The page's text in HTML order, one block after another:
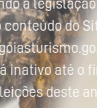
a legislação
conteúdo do
inativo até o
deste